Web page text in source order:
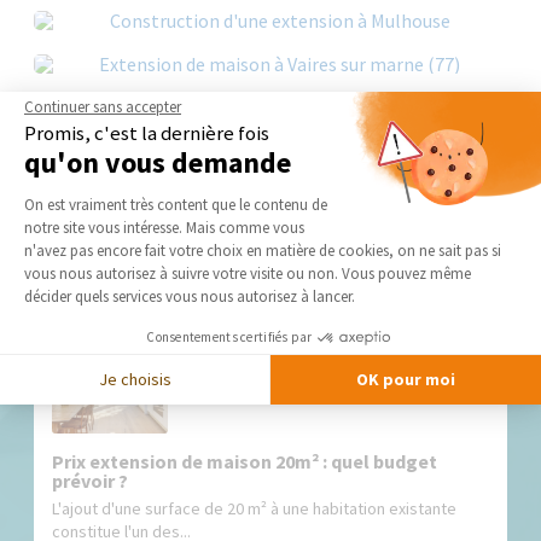
Nos derniers conseils et actus
Prix extension de maison 20m² : quel budget
prévoir ?
L'ajout d'une surface de 20 m² à une habitation existante
constitue l'un des...
Continuer sans accepter
Promis, c'est la dernière fois
qu'on vous demande
Plateforme de Gestion du
On est vraiment très content que le contenu de
notre site vous intéresse. Mais comme vous
n'avez pas encore fait votre choix en matière de cookies, on ne sait pas si
vous nous autorisez à suivre votre visite ou non. Vous pouvez même
décider quels services vous nous autorisez à lancer.
Consentements certifiés par
Je choisis OK pour moi
Axeptio consent